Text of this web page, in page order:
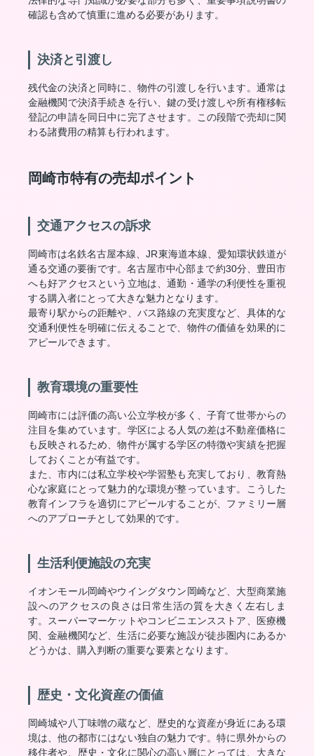
確認も含めて慎重に進める必要があります。
決済と引渡し
残代金の決済と同時に、物件の引渡しを行います。通常は
金融機関で決済手続きを行い、鍵の受け渡しや所有権移転
登記の申請を同日中に完了させます。この段階で売却に関
わる諸費用の精算も行われます。
岡崎市特有の売却ポイント
交通アクセスの訴求
岡崎市は名鉄名古屋本線、JR東海道本線、愛知環状鉄道が
通る交通の要衝です。名古屋市中心部まで約30分、豊田市
へも好アクセスという立地は、通勤・通学の利便性を重視
する購入者にとって大きな魅力となります。
最寄り駅からの距離や、バス路線の充実度など、具体的な
交通利便性を明確に伝えることで、物件の価値を効果的に
アピールできます。
教育環境の重要性
岡崎市には評価の高い公立学校が多く、子育て世帯からの
注目を集めています。学区による人気の差は不動産価格に
も反映されるため、物件が属する学区の特徴や実績を把握
しておくことが有益です。
また、市内には私立学校や学習塾も充実しており、教育熱
心な家庭にとって魅力的な環境が整っています。こうした
教育インフラを適切にアピールすることが、ファミリー層
へのアプローチとして効果的です。
生活利便施設の充実
イオンモール岡崎やウイングタウン岡崎など、大型商業施
設へのアクセスの良さは日常生活の質を大きく左右しま
す。スーパーマーケットやコンビニエンスストア、医療機
関、金融機関など、生活に必要な施設が徒歩圏内にあるか
どうかは、購入判断の重要な要素となります。
歴史・文化資産の価値
岡崎城や八丁味噌の蔵など、歴史的な資産が身近にある環
境は、他の都市にはない独自の魅力です。特に県外からの
移住者や、歴史・文化に関心の高い層にとっては、大きな